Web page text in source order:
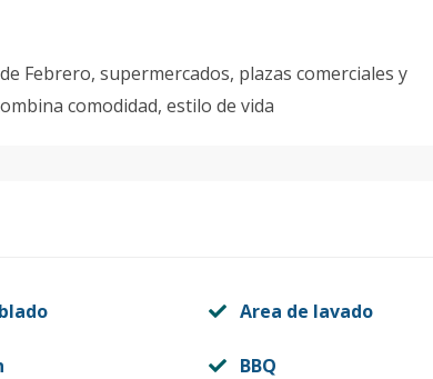
Febrero, supermercados, plazas comerciales y
comodidad, estilo de vida
Area de lavado
BBQ